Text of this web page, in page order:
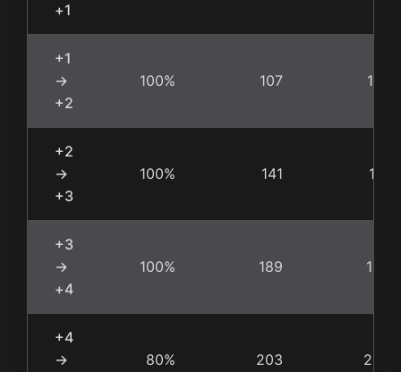
+1
+1
→
+2
100% 107 107
+2
→
+3
100% 141 141
+3
→
+4
100% 189 189
+4
→
80% 203 254